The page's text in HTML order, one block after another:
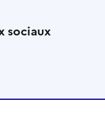
sociaux